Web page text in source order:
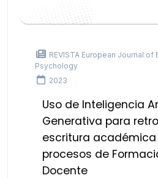
REVISTA European Journal of
Psychology
2023
Uso de Inteligencia
Generativa para
escritura académica
procesos de
Docente